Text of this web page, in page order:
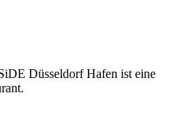
Düsseldorf Hafen ist eine